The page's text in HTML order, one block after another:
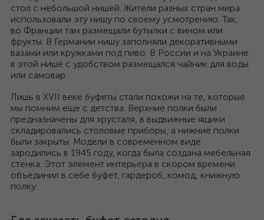
стол с небольшой нишей. Жители разных стран мира
использовали эту нишу по своему усмотрению. Так,
во Франции там размещали бутылки с вином или
фрукты. В Германии нишу заполняли декоративными
вазами или кружками под пиво. В России и на Украине
в этой нише с удобством размещался чайник для воды
или самовар.
Лишь в XVII веке буфеты стали похожи на те, которые
мы помним еще с детства. Верхние полки были
предназначены для хрусталя, в выдвижные ящики
складировались столовые приборы, а нижние полки
были закрыты. Модели в современном виде
зародились в 1945 году, когда была создана мебельная
стенка. Этот элемент интерьера в скором времени
объединил в себе буфет, гардероб, комод, книжную
полку.